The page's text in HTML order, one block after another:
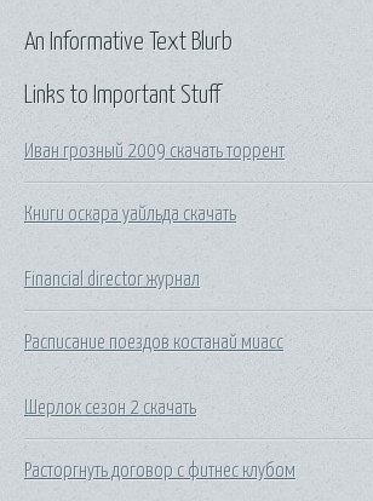
Links to Important Stuff
Иван грозный 2009 скачать торрент
Книги оскара уайльда скачать
Financial director журнал
Расписание поездов костанай миасс
Шерлок сезон 2 скачать
Расторгнуть договор с фитнес клубом
An Informative Text Blurb